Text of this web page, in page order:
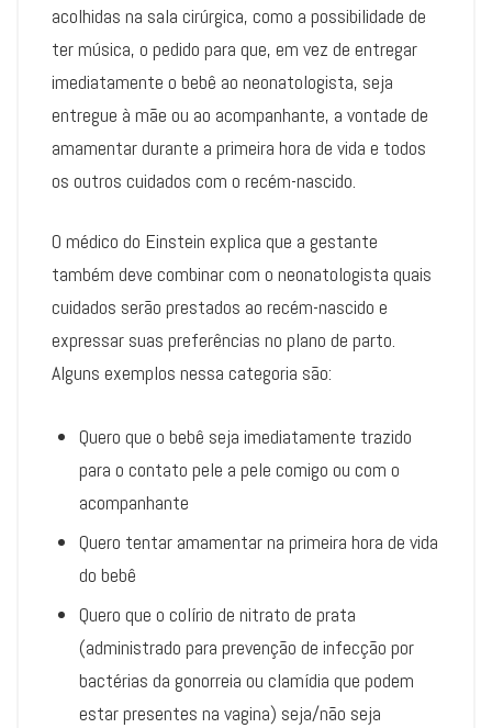
acolhidas na sala cirúrgica, como a possibilidade de
ter música, o pedido para que, em vez de entregar
imediatamente o bebê ao neonatologista, seja
entregue à mãe ou ao acompanhante, a vontade de
amamentar durante a primeira hora de vida e todos
os outros cuidados com o recém-nascido.
O médico do Einstein explica que a gestante
também deve combinar com o neonatologista quais
cuidados serão prestados ao recém-nascido e
expressar suas preferências no plano de parto.
Alguns exemplos nessa categoria são:
Quero que o bebê seja imediatamente trazido
para o contato pele a pele comigo ou com o
acompanhante
Quero tentar amamentar na primeira hora de vida
do bebê
Quero que o colírio de nitrato de prata
(administrado para prevenção de infecção por
bactérias da gonorreia ou clamídia que podem
estar presentes na vagina) seja/não seja